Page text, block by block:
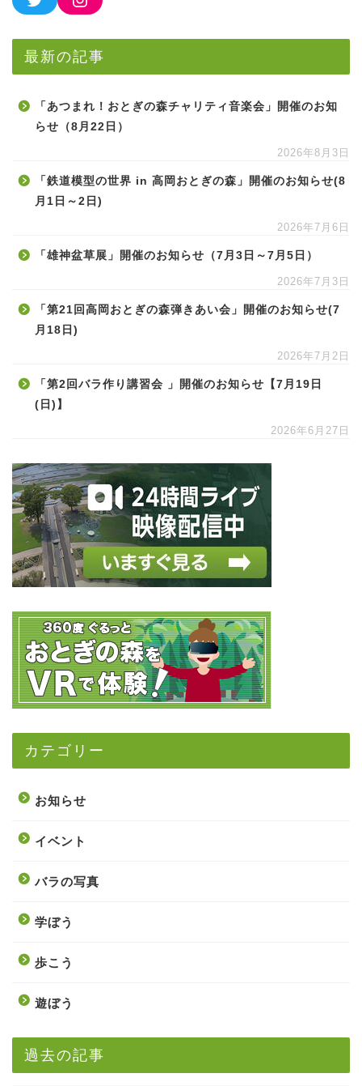
最新の記事
「あつまれ！おとぎの森チャリティ音楽会」開催のお知
らせ（8月22日）
2026年8月3日
「鉄道模型の世界 in 高岡おとぎの森」開催のお知らせ(8
月1日～2日)
2026年7月6日
「雄神盆草展」開催のお知らせ（7月3日～7月5日）
2026年7月3日
「第21回高岡おとぎの森弾きあい会」開催のお知らせ(7
月18日)
2026年7月2日
「第2回バラ作り講習会 」開催のお知らせ【7月19日
(日)】
2026年6月27日
カテゴリー
お知らせ
イベント
バラの写真
学ぼう
歩こう
遊ぼう
過去の記事